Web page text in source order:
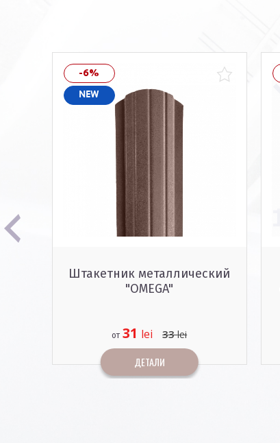
-6%
NEW
Штакетник металлический
"OMEGA"
от 31 lei 33lei
ДЕТАЛИ